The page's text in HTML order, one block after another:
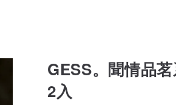
GESS。聞情品
2入